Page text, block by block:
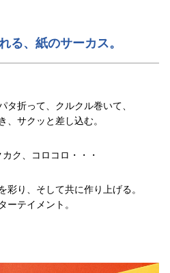
る、紙のサーカス。
タ折って、クルクル巻いて、
、サクッと差し込む。
ク、コロコロ・・・
彩り、そして共に作り上げる。
ーテイメント。